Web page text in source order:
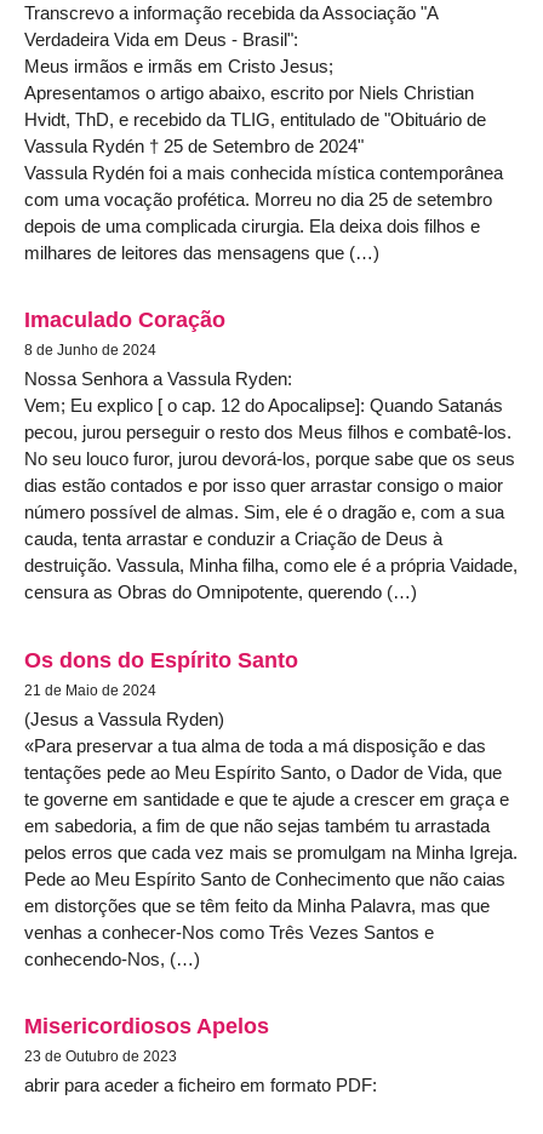
Transcrevo a informação recebida da Associação "A
Verdadeira Vida em Deus - Brasil":
Meus irmãos e irmãs em Cristo Jesus;
Apresentamos o artigo abaixo, escrito por Niels Christian
Hvidt, ThD, e recebido da TLIG, entitulado de "Obituário de
Vassula Rydén † 25 de Setembro de 2024"
Vassula Rydén foi a mais conhecida mística contemporânea
com uma vocação profética. Morreu no dia 25 de setembro
depois de uma complicada cirurgia. Ela deixa dois filhos e
milhares de leitores das mensagens que (…)
Imaculado Coração
8 de Junho de 2024
Nossa Senhora a Vassula Ryden:
Vem; Eu explico [ o cap. 12 do Apocalipse]: Quando Satanás
pecou, jurou perseguir o resto dos Meus filhos e combatê-los.
No seu louco furor, jurou devorá-los, porque sabe que os seus
dias estão contados e por isso quer arrastar consigo o maior
número possível de almas. Sim, ele é o dragão e, com a sua
cauda, tenta arrastar e conduzir a Criação de Deus à
destruição. Vassula, Minha filha, como ele é a própria Vaidade,
censura as Obras do Omnipotente, querendo (…)
Os dons do Espírito Santo
21 de Maio de 2024
(Jesus a Vassula Ryden)
«Para preservar a tua alma de toda a má disposição e das
tentações pede ao Meu Espírito Santo, o Dador de Vida, que
te governe em santidade e que te ajude a crescer em graça e
em sabedoria, a fim de que não sejas também tu arrastada
pelos erros que cada vez mais se promulgam na Minha Igreja.
Pede ao Meu Espírito Santo de Conhecimento que não caias
em distorções que se têm feito da Minha Palavra, mas que
venhas a conhecer-Nos como Três Vezes Santos e
conhecendo-Nos, (…)
Misericordiosos Apelos
23 de Outubro de 2023
abrir para aceder a ficheiro em formato PDF: